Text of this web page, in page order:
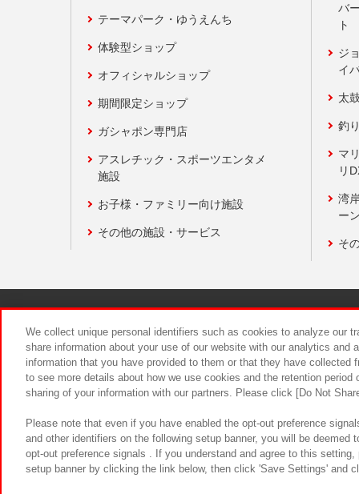
テーマパーク・ゆうえんち
体験型ショップ
オフィシャルショップ
期間限定ショップ
ガシャポン専門店
アスレチック・スポーツエンタメ
施設
お子様・ファミリー向け施設
その他の施設・サービス
バ
ト
ジ
イ
太
釣
マ
リ
湾
ー
そ
食品のご
We collect unique personal identifiers such as cookies to analyze our
share information about your use of our website with our analytics and
information that you have provided to them or that they have
to see more details about how we use cookies and the retention
sharing of your information with our partners. Please click [Do Not
Please note that even if you have enabled the opt-out preference
and other identifiers on the following setup banner, you will be
opt-out preference signals . If you understand and agree to this
setup banner by clicking the link below, then click 'Save Settings' and